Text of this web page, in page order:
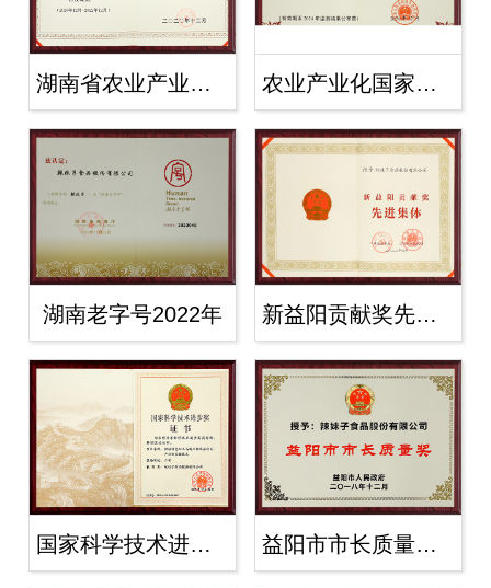
湖南省农业产业化龙头企业（2020 农业产业化国家重点龙头企业2021
湖南老字号2022年
国家科学技术进步奖二等2019年 益阳市市长质量奖2018年